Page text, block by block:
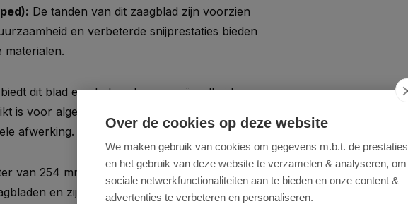
De tanden van dit zaagblad zijn voorzien
en verbeterde snijprestaties bieden
materialen.
dit blad een balans tussen snijsnelheid en
is voor algemeen zaagwerk met een redelijke
afwerking.
van 254 mm en het asgat van 30 mm zijn
en zijn compatibel met bijpassende
Over de cookies op deze website
We maken gebruik van cookies om gegevens m.b.t. de prestaties
en het gebruik van deze website te verzamelen & analyseren, om
sociale netwerkfunctionaliteiten aan te bieden en onze content &
advertenties te verbeteren en personaliseren.